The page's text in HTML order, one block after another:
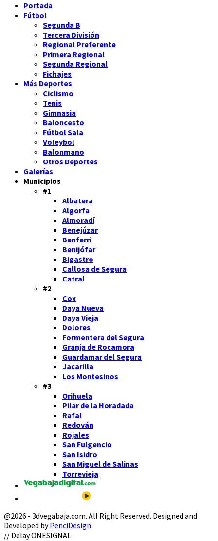
Portada
Fútbol
Segunda B
Tercera División
Regional Preferente
Primera Regional
Segunda Regional
Fichajes
Más Deportes
Ciclismo
Tenis
Gimnasia
Baloncesto
Fútbol Sala
Voleybol
Balonmano
Otros Deportes
Galerías
Municipios
#1
Albatera
Algorfa
Almoradí
Benejúzar
Benferri
Benijófar
Bigastro
Callosa de Segura
Catral
#2
Cox
Daya Nueva
Daya Vieja
Dolores
Formentera del Segura
Granja de Rocamora
Guardamar del Segura
Jacarilla
Los Montesinos
#3
Orihuela
Pilar de la Horadada
Rafal
Redován
Rojales
San Fulgencio
San Isidro
San Miguel de Salinas
Torrevieja
@2026 - 3dvegabaja.com. All Right Reserved. Designed and
Developed byPenciDesign
Facebook
Twitter
Instagram
Youtube
Email
// Delay ONESIGNAL